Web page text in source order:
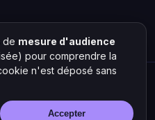
Liste des artistes
urbaine
·Mentions légales·Gérer les
de mesure d'audience
pour comprendre la
n'est déposé sans
Accepter